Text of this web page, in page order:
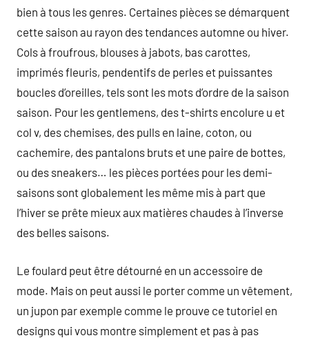
bien à tous les genres. Certaines pièces se démarquent
cette saison au rayon des tendances automne ou hiver.
Cols à froufrous, blouses à jabots, bas carottes,
imprimés fleuris, pendentifs de perles et puissantes
boucles d’oreilles, tels sont les mots d’ordre de la saison
saison. Pour les gentlemens, des t-shirts encolure u et
col v, des chemises, des pulls en laine, coton, ou
cachemire, des pantalons bruts et une paire de bottes,
ou des sneakers… les pièces portées pour les demi-
saisons sont globalement les même mis à part que
l’hiver se prête mieux aux matières chaudes à l’inverse
des belles saisons.
Le foulard peut être détourné en un accessoire de
mode. Mais on peut aussi le porter comme un vêtement,
un jupon par exemple comme le prouve ce tutoriel en
designs qui vous montre simplement et pas à pas